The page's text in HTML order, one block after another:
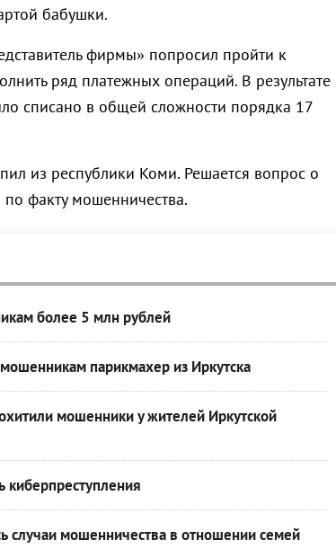
бабушки.
фирмы» попросил пройти к
ряд платежных операций. В результате
списано в общей сложности порядка 17
из республики Коми. Решается вопрос о
факту мошенничества.
более 5 млн рублей
парикмахер из Иркутска
мошенники у жителей Иркутской
киберпреступления
случаи мошенничества в отношении семей